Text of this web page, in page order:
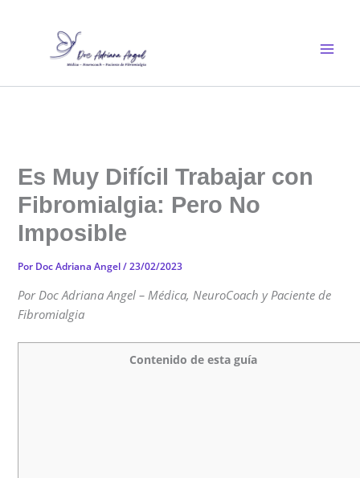
Es Muy Difícil Trabajar con
Fibromialgia: Pero No
Imposible
Por Doc Adriana Angel/23/02/2023
Por Doc Adriana Angel – Médica, NeuroCoach y Paciente de
Fibromialgia
Contenido de esta guía